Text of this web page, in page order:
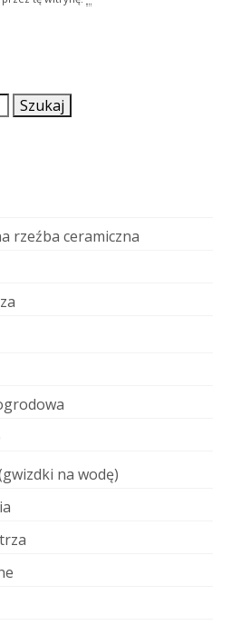
Szukaj
rzeźba ceramiczna
na wodę)